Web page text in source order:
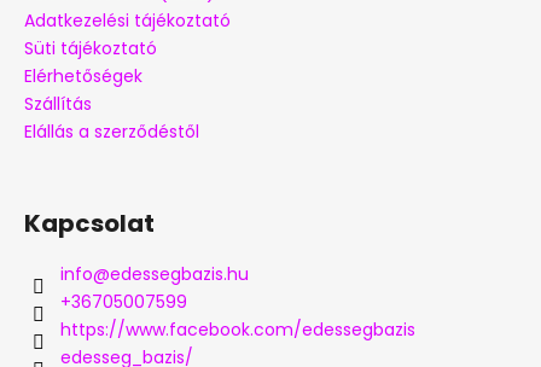
Adatkezelési tájékoztató
Süti tájékoztató
Elérhetőségek
Szállítás
Elállás a szerződéstől
Kapcsolat
info@edessegbazis.hu
+36705007599
https://www.facebook.com/edessegbazis
edesseg_bazis/